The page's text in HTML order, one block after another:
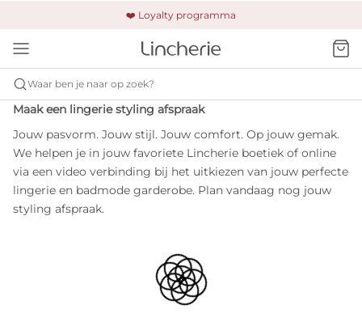
❤️ Loyalty programma
🚚 Gratis verzending & retour
🔒 Altijd veilig betalen
Waar ben je naar op zoek?
Maak een lingerie styling afspraak
Jouw pasvorm. Jouw stijl. Jouw comfort. Op jouw gemak.
We helpen je in jouw favoriete Lincherie boetiek of online
via een video verbinding bij het uitkiezen van jouw perfecte
lingerie en badmode garderobe. Plan vandaag nog jouw
styling afspraak.